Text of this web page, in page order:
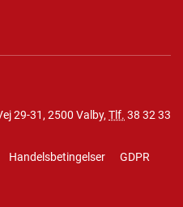
29-31, 2500 Valby, Tlf. 38 32 33
Handelsbetingelser
GDPR